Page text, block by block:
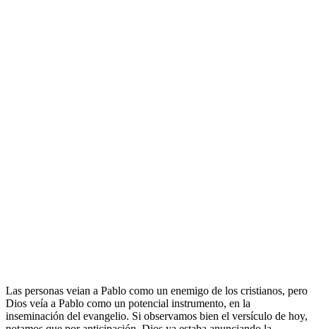
Las personas veian a Pablo como un enemigo de los cristianos, pero
Dios veía a Pablo como un potencial instrumento, en la
inseminación del evangelio. Si observamos bien el versículo de hoy,